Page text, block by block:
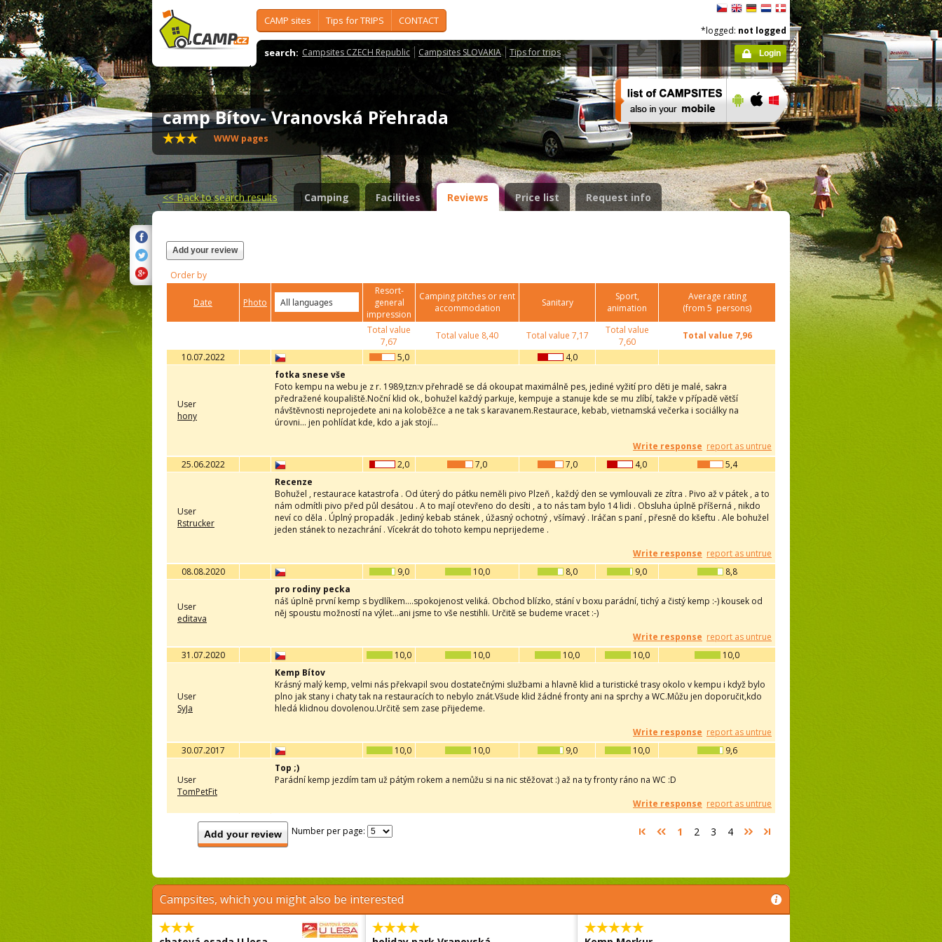
CAMP sites Tips for TRIPS CONTACT
search: Campsites CZECH Republic Campsites SLOVAKIA Tips for trips
*logged: not logged
Login
camp Bítov- Vranovská Přehrada
WWW pages
<<Back to search results Camping Facilities Reviews Price list Request info
Add your review
Order by
Date Photo
Resort-
general
impression
Camping pitches or rent
accommodation
Sanitary
Sport,
animation
Average rating
(from 5 persons)
Total value
7,67
Total value 8,40 Total value 7,17
Total value
7,60
Total value 7,96
10.07.2022
5,0 4,0
User
hony
fotka snese vše
Foto kempu na webu je z r. 1989,tzn:v přehradě se dá okoupat maximálně pes, jediné vyžití pro děti je malé, sakra
předražené koupaliště.Noční klid ok., bohužel každý parkuje, kempuje a stanuje kde se mu zlíbí, takže v případě větší
návštěvnosti neprojedete ani na koloběžce a ne tak s karavanem.Restaurace, kebab, vietnamská večerka i sociálky na
úrovni... jen pohlídat kde, kdo a jak stojí...
Write response report as untrue
25.06.2022
2,0 7,0 7,0 4,0 5,4
User
Rstrucker
Recenze
Bohužel , restaurace katastrofa . Od úterý do pátku neměli pivo Plzeň , každý den se vymlouvali ze zítra . Pivo až v pátek , a to
nám odmítli pivo před půl desátou . A to mají otevřeno do desíti , a to nás tam bylo 14 lidi . Obsluha úplně příšerná , nikdo
neví co děla . Úplný propadák . Jediný kebab stánek , úžasný ochotný , všímavý . Iráčan s paní , přesně do kšeftu . Ale bohužel
jeden stánek to nezachrání . Vícekrát do tohoto kempu neprijedeme .
Write response report as untrue
08.08.2020
9,0 10,0 8,0 9,0 8,8
User
editava
pro rodiny pecka
náš úplně první kemp s bydlíkem....spokojenost veliká. Obchod blízko, stání v boxu parádní, tichý a čistý kemp :-) kousek od
něj spoustu možností na výlet...ani jsme to vše nestihli. Určitě se budeme vracet :-)
Write response report as untrue
31.07.2020
10,0 10,0 10,0 10,0 10,0
User
SyJa
Kemp Bítov
Krásný malý kemp, velmi nás překvapil svou dostatečnými službami a hlavně klid a turistické trasy okolo v kempu i když bylo
plno jak stany i chaty tak na restauracích to nebylo znát.Všude klid žádné fronty ani na sprchy a WC.Můžu jen doporučit,kdo
hledá klidnou dovolenou.Určitě sem zase přijedeme.
Write response report as untrue
30.07.2017
10,0 10,0 9,0 10,0 9,6
User
TomPetFit
Top ;)
Parádní kemp jezdím tam už pátým rokem a nemůžu si na nic stěžovat :) až na ty fronty ráno na WC :D
Write response report as untrue
Add your review Number per page: 1 2 3 4
Campsites, which you might also be interested